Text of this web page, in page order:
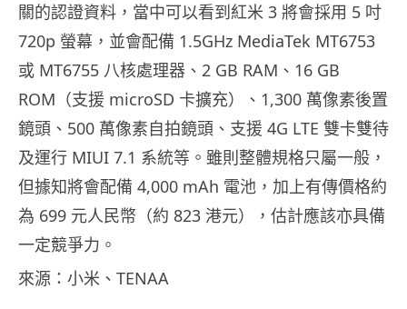
關的認證資料，當中可以看到紅米 3 將會採用 5 吋
720p 螢幕，並會配備 1.5GHz MediaTek MT6753
或 MT6755 八核處理器、2 GB RAM、16 GB
ROM（支援 microSD 卡擴充）、1,300 萬像素後置
鏡頭、500 萬像素自拍鏡頭、支援 4G LTE 雙卡雙待
及運行 MIUI 7.1 系統等。雖則整體規格只屬一般，
但據知將會配備 4,000 mAh 電池，加上有傳價格約
為 699 元人民幣（約 823 港元），估計應該亦具備
一定競爭力。
來源：小米、TENAA